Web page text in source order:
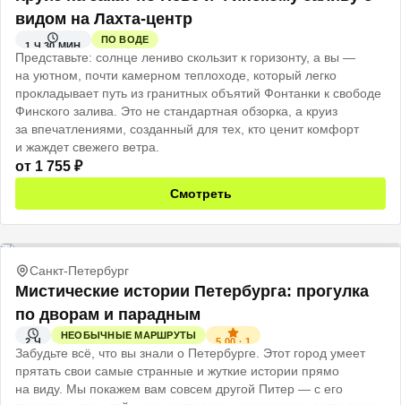
видом на Лахта-центр
1 Ч 30 МИН
ПО ВОДЕ
Представьте: солнце лениво скользит к горизонту, а вы —
на уютном, почти камерном теплоходе, который легко
прокладывает путь из гранитных объятий Фонтанки к свободе
Финского залива. Это не стандартная обзорка, а круиз
за впечатлениями, созданный для тех, кто ценит комфорт
и жаждет свежего ветра.
от 1 755 ₽
Смотреть
Санкт-Петербург
Мистические истории Петербурга: прогулка
по дворам и парадным
2 Ч
НЕОБЫЧНЫЕ МАРШРУТЫ
5.00· 1
Забудьте всё, что вы знали о Петербурге. Этот город умеет
прятать свои самые странные и жуткие истории прямо
на виду. Мы покажем вам совсем другой Питер — с его